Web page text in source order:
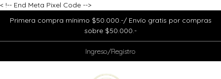
< !-- End Meta Pixel Code -->
Primera compra mínimo $50.000.-/ Envío gratis por compras
sobre $50.000.-
Ingreso/Registro